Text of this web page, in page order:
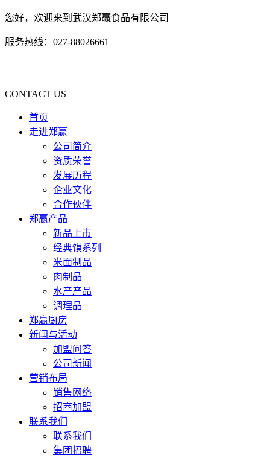
您好，欢迎来到武汉郑赢食品有限公司
服务热线：027-88026661
CONTACT US
首页
走进郑赢
公司简介
资质荣誉
发展历程
企业文化
合作伙伴
郑赢产品
新品上市
经典馍系列
米面制品
肉制品
水产产品
调理品
郑赢厨房
新闻与活动
加盟问答
公司新闻
营销布局
销售网络
招商加盟
联系我们
联系我们
集团招聘